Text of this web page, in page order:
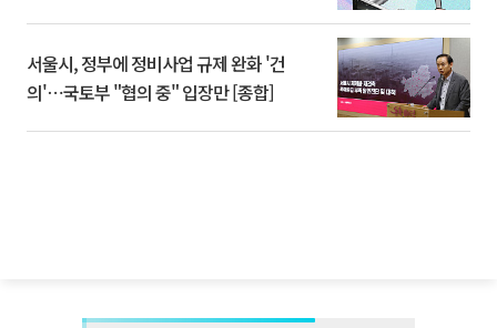
서울시, 정부에 정비사업 규제 완화 '건
의'⋯국토부 "협의 중" 입장만 [종합]